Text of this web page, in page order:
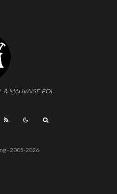
& MAUVAISE FOI
- 2005-2026